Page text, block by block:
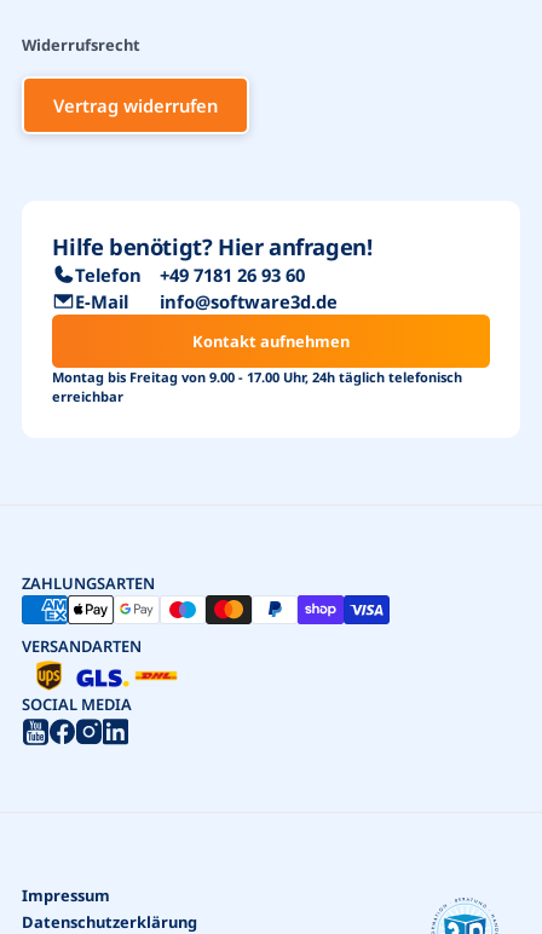
Widerrufsrecht
Vertrag widerrufen
Hilfe benötigt? Hier anfragen!
Telefon
+49 7181 26 93 60
E-Mail
info@software3d.de
Kontakt aufnehmen
Montag bis Freitag von 9.00 - 17.00 Uhr, 24h täglich telefonisch
erreichbar
ZAHLUNGSARTEN
VERSANDARTEN
SOCIAL MEDIA
Impressum
Datenschutzerklärung